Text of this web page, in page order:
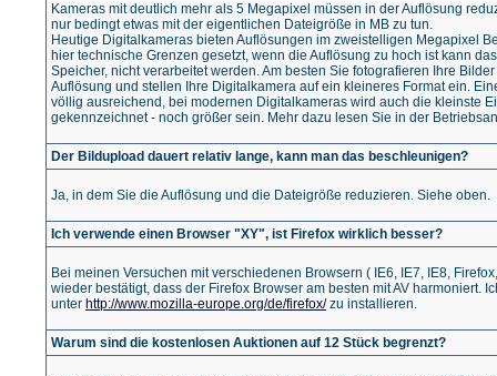
Kameras mit deutlich mehr als 5 Megapixel müssen in der Auflösung
nur bedingt etwas mit der eigentlichen Dateigröße in MB zu tun.
Heutige Digitalkameras bieten Auflösungen im zweistelligen Megapixel
hier technische Grenzen gesetzt, wenn die Auflösung zu hoch ist kann
Speicher, nicht verarbeitet werden. Am besten Sie fotografieren Ihre
Auflösung und stellen Ihre Digitalkamera auf ein kleineres Format ein.
völlig ausreichend, bei modernen Digitalkameras wird auch die kleinste
gekennzeichnet - noch größer sein. Mehr dazu lesen Sie in der
Der Bildupload dauert relativ lange, kann man das beschleunigen?
Ja, in dem Sie die Auflösung und die Dateigröße reduzieren. Siehe oben.
Ich verwende einen Browser "XY", ist Firefox wirklich besser?
Bei meinen Versuchen mit verschiedenen Browsern ( IE6, IE7, IE8,
wieder bestätigt, dass der Firefox Browser am besten mit AV harmoniert.
unter http://www.mozilla-europe.org/de/firefox/zu installieren.
Warum sind die kostenlosen Auktionen auf 12 Stück begrenzt?